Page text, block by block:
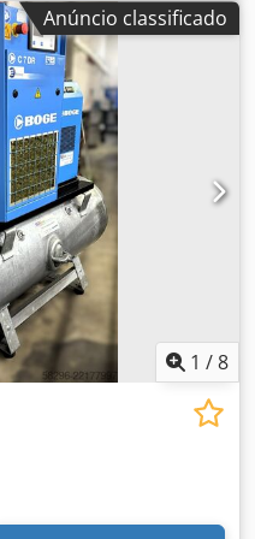
Anúncio classificado
1 /8